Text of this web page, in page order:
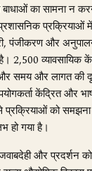
का सामना न
प्रक्रियाओं
पंजीकरण और
2,500 व्यावसायिक
समय और लागत की
केंद्रित और
प्रक्रियाओं को
गया है।
और प्रदर्शन